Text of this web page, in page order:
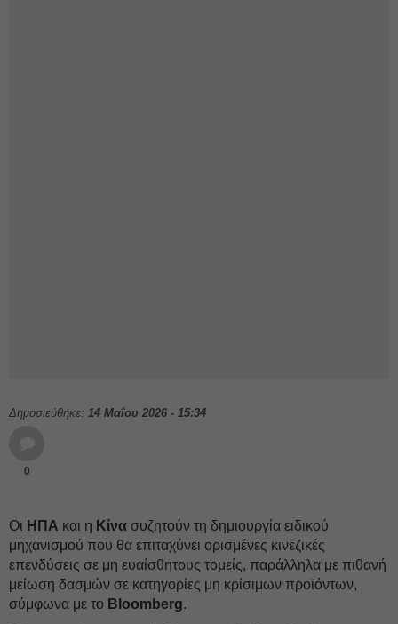
Δημοσιεύθηκε: 14 Μαΐου 2026 - 15:34
0
Οι ΗΠΑ και η Κίνα συζητούν τη δημιουργία ειδικού
μηχανισμού που θα επιταχύνει ορισμένες κινεζικές
επενδύσεις σε μη ευαίσθητους τομείς, παράλληλα με πιθανή
μείωση δασμών σε κατηγορίες μη κρίσιμων προϊόντων,
σύμφωνα με το Bloomberg.